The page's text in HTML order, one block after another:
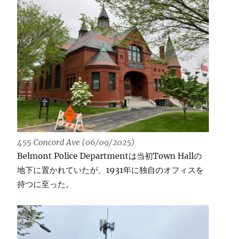
455 Concord Ave (06/09/2025)
Belmont Police Departmentは当初Town Hallの
地下に置かれていたが、1931年に独自のオフィスを
持つに至った。